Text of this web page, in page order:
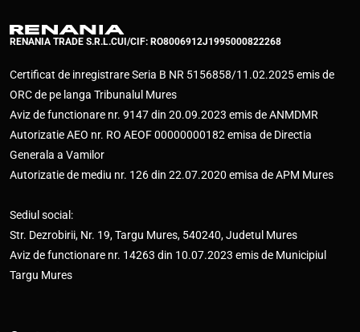
RENANIA TRADE S.R.L.CUI/CIF: RO8006912J1995000822268
Certificat de inregistrare Seria B NR 5156858/11.02.2025 emis de
ORC de pe langa Tribunalul Mures
Aviz de functionare nr. 9147 din 20.09.2023 emis de ANMDMR
Autorizatie AEO nr. RO AEOF 00000000182 emisa de Directia
Generala a Vamilor
Autorizatie de mediu nr. 126 din 22.07.2020 emisa de APM Mures
Sediul social:
Str. Dezrobirii, Nr. 19, Targu Mures, 540240, Judetul Mures
Aviz de functionare nr. 14263 din 10.07.2023 emis de Municipiul
Targu Mures